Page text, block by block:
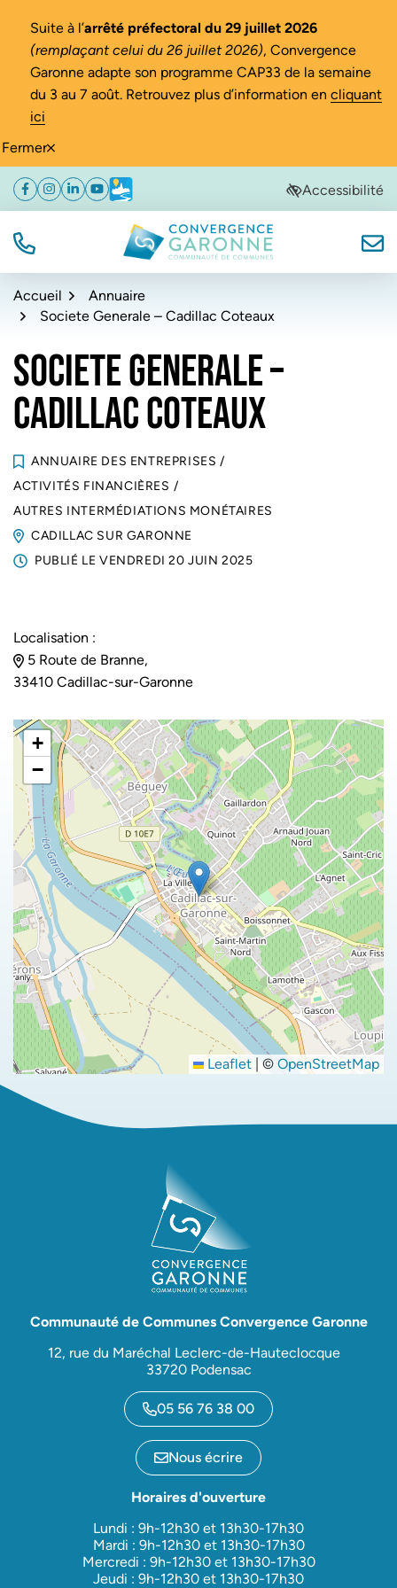
Fermer
Suite à l’arrêté préfectoral du 29 juillet 2026
(remplaçant celui du 26 juillet 2026), Convergence
Garonne adapte son programme CAP33 de la semaine
du 3 au 7 août. Retrouvez plus d’information en cliquant
ici
Aller
navigation
Aller
au
Aller
au
de
Facebook
(ouverture dans un nouvel onglet)
Instagram
(ouverture dans un nouvel onglet)
Linkedin
(ouverture dans un nouvel onglet)
YouTube
(ouverture dans un nouvel onglet)
Météo
(ouverture dans un nouvel onglet)Accessibilité
TÉL. Convergence Garonne
Accueil
Annuaire
Societe Generale – Cadillac Coteaux
SOCIETE GENERALE –
CADILLAC COTEAUX
ANNUAIRE DES ENTREPRISES /
ACTIVITÉS FINANCIÈRES /
AUTRES INTERMÉDIATIONS MONÉTAIRES
CADILLAC SUR GARONNE
PUBLIÉ LE VENDREDI 20 JUIN 2025
Localisation :
5 Route de Branne,
33410 Cadillac-sur-Garonne
+
−
Leaflet | © OpenStreetMap
Communauté de Communes Convergence Garonne
12, rue du Maréchal Leclerc-de-Hauteclocque
33720 Podensac
05 56 76 38 00
Nous écrire
Horaires d'ouverture
Lundi : 9h-12h30 et 13h30-17h30
Mardi : 9h-12h30 et 13h30-17h30
Mercredi : 9h-12h30 et 13h30-17h30
Jeudi : 9h-12h30 et 13h30-17h30